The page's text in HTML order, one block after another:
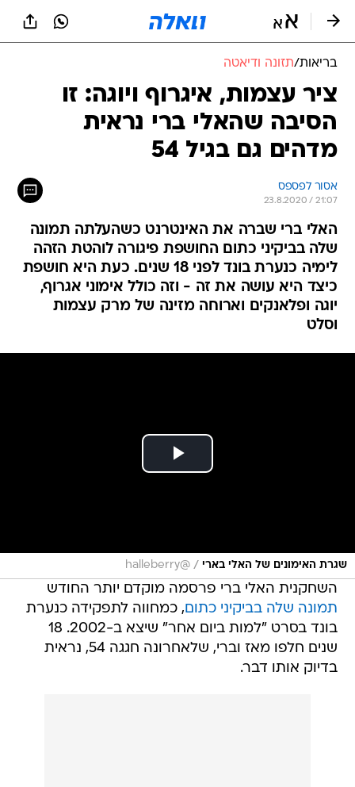
בריאות/תזונה ודיאטה
ציר עצמות, איגרוף ויוגה: זו
הסיבה שהאלי ברי נראית
מדהים גם בגיל 54
אסור לפספס
23.8.2020 / 21:07
האלי ברי שברה את האינטרנט כשהעלתה תמונה
שלה בביקיני כתום החושפת פיגורה לוהטת הזהה
לימיה כנערת בונד לפני 18 שנים. כעת היא חושפת
כיצד היא עושה את זה - וזה כולל אימוני אגרוף,
יוגה ופלאנקים וארוחה מזינה של מרק עצמות
וסלט
שגרת האימונים של האלי בארי /
@halleberry
השחקנית האלי ברי פרסמה מוקדם יותר החודש
תמונה שלה בביקיני כתום, כמחווה לתפקידה כנערת
בונד בסרט "למות ביום אחר" שיצא ב-2002. 18
שנים חלפו מאז וברי, שלאחרונה חגגה 54, נראית
בדיוק אותו דבר.